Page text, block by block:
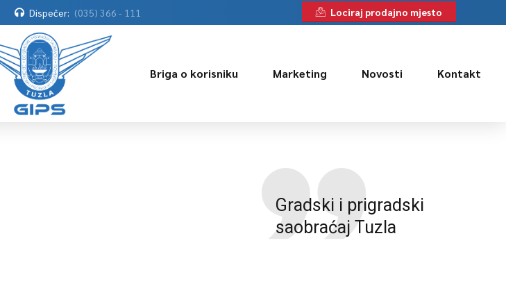
Dispečer: (035) 366 - 111 Lociraj prodajno mjesto
Briga o korisniku Marketing Novosti Kontakt
Gradski i prigradski
saobraćaj Tuzla